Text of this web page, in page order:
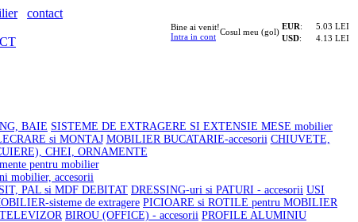
contact
Bine ai venit!
Intra in cont Cosul meu (gol)
EUR:
5.03 LEI
USD: 4.13 LEI
BAIE SISTEME DE EXTRAGERE SI EXTENSIE MESE mobilier
si MONTAJ MOBILIER BUCATARIE-accesorii CHIUVETE,
CHEI, ORNAMENTE
pentru mobilier
accesorii
PAL si MDF DEBITAT DRESSING-uri si PATURI - accesorii USI
sisteme de extragere PICIOARE si ROTILE pentru MOBILIER
BIROU (OFFICE) - accesorii PROFILE ALUMINIU